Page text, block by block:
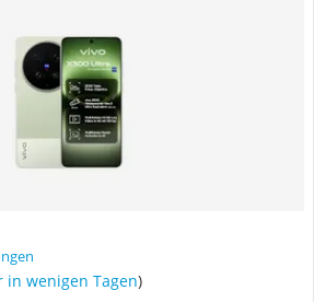
in wenigen Tagen)